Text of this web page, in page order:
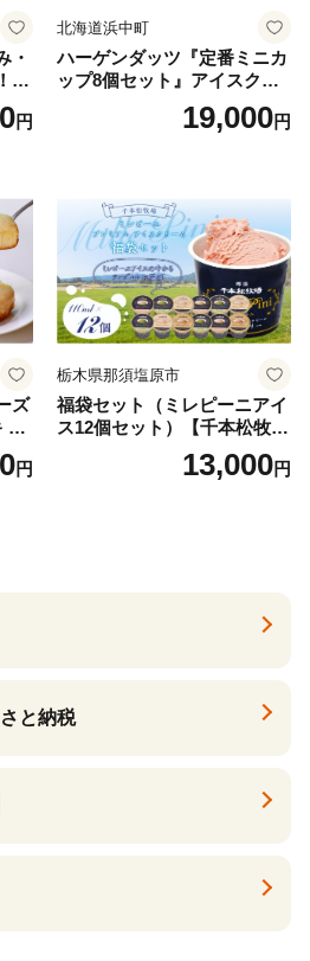
・
ジ
円
北海道浜中町
ハーゲンダッツ『定番ミニカ
ップ8個セット』アイスクリ
ーム アイス スイーツ デザー
19,000円
ズ
チ
円
栃木県那須塩原市
福袋セット（ミレピーニアイ
ス12個セット）【千本松牧
場】 ns025-014-12 【デザー
ト 詰め合わせ ギフト】
13,000円
と納税